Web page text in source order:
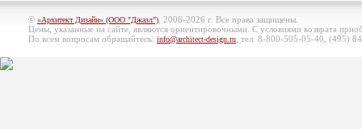
© «Архитект Дизайн» (ООО "Джазл") , 2006-2026 г. Все права защищены.
Цены, указанные на сайте, являются ориентировочными. С условиями возврата
По всем вопросам обращайтесь: info@architect-design.ru , тел. 8-800-505-05-40, (495)